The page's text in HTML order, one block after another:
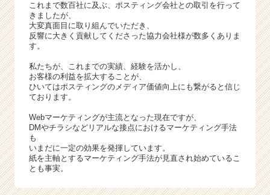
これまで数百社に及ぶ、ポスティング会社との取引を行って
きましたが、
大変真面目に取り組んでいただき、
反響に大きく貢献してくださった協力会社様が数多くありま
す。
私たちが、これまでの実績、経験を活かし、
お客様の利益を拡大することが、
ひいてはポスティングのメディア価値向上にも繋がると信じ
ております。
Webマーケティングが主流となった現在ですが、
DMやチラシなどリアルな接点におけるマーケティング手法
も
いまだに一定の効果を発揮しています。
紙を主軸とするマーケティング手法が見直され始めているこ
とも事実。